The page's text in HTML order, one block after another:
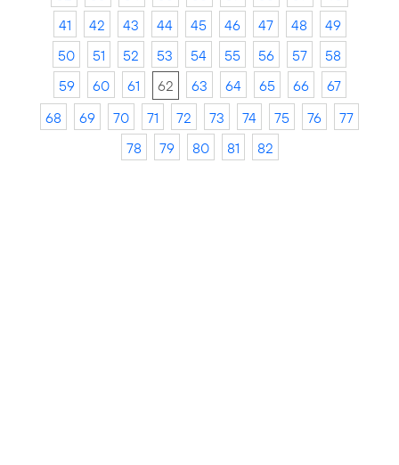
41
42 43 44 45 46 47 48
49
50
51 52 53 54 55 56 57
58
59
60 61 62 63 64 65 66
67
68
69 70 71 72 73 74 75 76
77
78
79 80 81 82